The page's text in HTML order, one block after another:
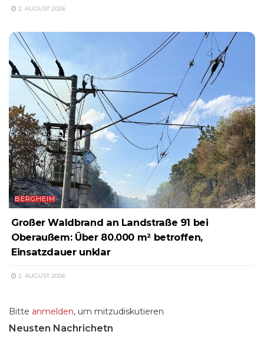
2. AUGUST 2026
BERGHEIM
Großer Waldbrand an Landstraße 91 bei
Oberaußem: Über 80.000 m² betroffen,
Einsatzdauer unklar
2. AUGUST 2026
Bitte anmelden, um mitzudiskutieren
Neusten Nachrichetn